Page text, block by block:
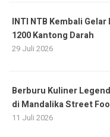
INTI NTB Kembali
1200 Kantong Darah
29 Juli 2026
Berburu Kuliner
di Mandalika Street
11 Juli 2026